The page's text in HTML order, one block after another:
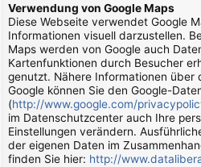
Verwendung von Google Maps
Diese Webseite verwendet Google
Informationen visuell darzustellen.
Maps werden von Google auch
Kartenfunktionen durch Besucher
genutzt. Nähere Informationen über
Google können Sie den Google-
(http://www.google.com/
im Datenschutzcenter auch Ihre
Einstellungen verändern.
der eigenen Daten im
finden Sie hier: http://